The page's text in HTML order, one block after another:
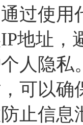
过使
地址，
人隐私
可以确
止信